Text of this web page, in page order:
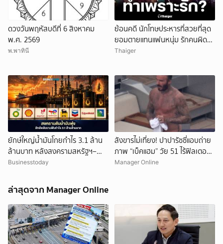
ดวงวันพฤหัสบดีที่ 6 สิงหาคม
พ.ศ. 2569
พ.พาทินี
ย้อนคดี นักโทษประหารที่สวยที่สุด
ยอมตายแทนแฟนหนุ่ม รักคนผิด
ชีวิตดิ่งเหว
Thaiger
ยักษ์ใหญ่น้ำมันโกยกำไร 3.1 ล้าน
ล้านบาท หลังสงครามสหรัฐฯ–
อิหร่านดันราคาพลังงานพุ่ง
Businesstoday
สังขารไม่เที่ยง! ปาปารัซซี่แอบถ่าย
ภาพ “เบ็คแฮม” วัย 51 ไร้ฟิลเตอร์
เผยให้เห็นผมบาง-ศีรษะล้าน
Manager Online
ล่าสุดจาก Manager Online